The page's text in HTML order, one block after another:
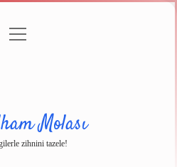
menüyü
Molası
zihnini tazele!